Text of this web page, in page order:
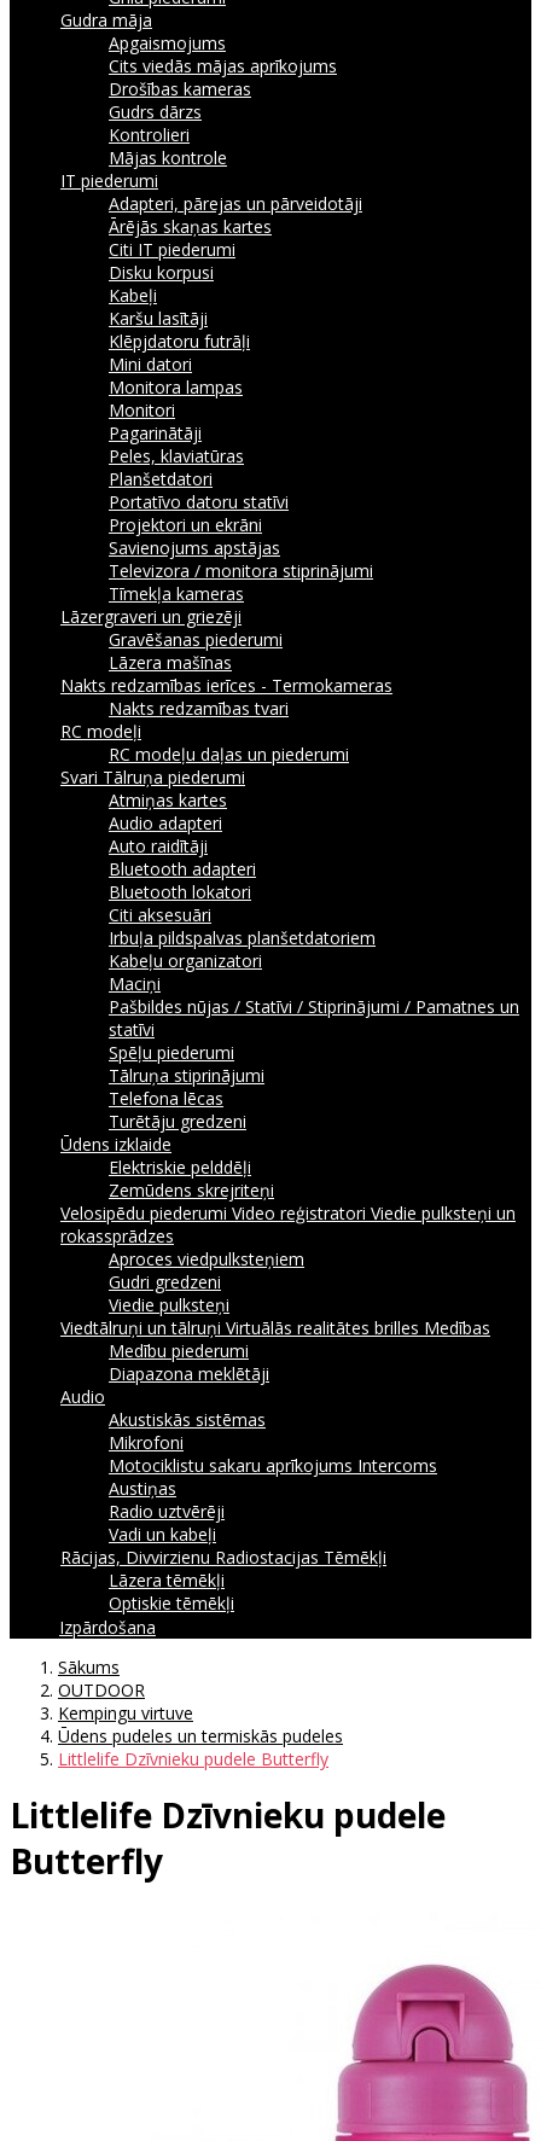
Gudra māja
Apgaismojums
Cits viedās mājas aprīkojums
Drošības kameras
Gudrs dārzs
Kontrolieri
Mājas kontrole
IT piederumi
Adapteri, pārejas un pārveidotāji
Ārējās skaņas kartes
Citi IT piederumi
Disku korpusi
Kabeļi
Karšu lasītāji
Klēpjdatoru futrāļi
Mini datori
Monitora lampas
Monitori
Pagarinātāji
Peles, klaviatūras
Planšetdatori
Portatīvo datoru statīvi
Projektori un ekrāni
Savienojums apstājas
Televizora / monitora stiprinājumi
Tīmekļa kameras
Lāzergraveri un griezēji
Gravēšanas piederumi
Lāzera mašīnas
Nakts redzamības ierīces - Termokameras
Nakts redzamības tvari
RC modeļi
RC modeļu daļas un piederumi
Svari Tālruņa piederumi
Atmiņas kartes
Audio adapteri
Auto raidītāji
Bluetooth adapteri
Bluetooth lokatori
Citi aksesuāri
Irbuļa pildspalvas planšetdatoriem
Kabeļu organizatori
Maciņi
Pašbildes nūjas / Statīvi / Stiprinājumi / Pamatnes un
statīvi
Spēļu piederumi
Tālruņa stiprinājumi
Telefona lēcas
Turētāju gredzeni
Ūdens izklaide
Elektriskie pelddēļi
Zemūdens skrejriteņi
Velosipēdu piederumi Video reģistratori Viedie pulksteņi un
rokassprādzes
Aproces viedpulksteņiem
Gudri gredzeni
Viedie pulksteņi
Viedtālruņi un tālruņi Virtuālās realitātes brilles Medības
Medību piederumi
Diapazona meklētāji
Audio
Akustiskās sistēmas
Mikrofoni
Motociklistu sakaru aprīkojums Intercoms
Austiņas
Radio uztvērēji
Vadi un kabeļi
Rācijas, Divvirzienu Radiostacijas Tēmēkļi
Lāzera tēmēkļi
Optiskie tēmēkļi
Izpārdošana
Sākums
OUTDOOR
Kempingu virtuve
Ūdens pudeles un termiskās pudeles
Littlelife Dzīvnieku pudele Butterfly
Littlelife Dzīvnieku pudele
Butterfly